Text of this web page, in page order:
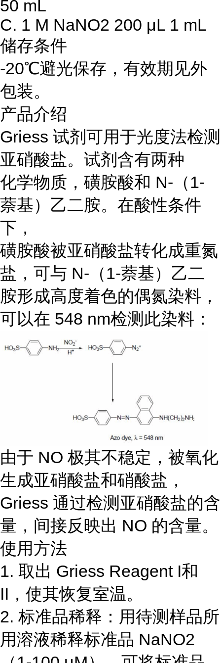
50 mL
C. 1 M NaNO2 200 μL 1 mL
储存条件
-20℃避光保存，有效期见外
包装。
产品介绍
Griess 试剂可用于光度法检测
亚硝酸盐。试剂含有两种
化学物质，磺胺酸和 N-（1-
萘基）乙二胺。在酸性条件
下，
磺胺酸被亚硝酸盐转化成重氮
盐，可与 N-（1-萘基）乙二
胺形成高度着色的偶氮染料，
可以在 548 nm检测此染料：
由于 NO 极其不稳定，被氧化
生成亚硝酸盐和硝酸盐，
Griess 通过检测亚硝酸盐的含
量，间接反映出 NO 的含量。
使用方法
1. 取出 Griess Reagent I和
II，使其恢复室温。
2. 标准品稀释：用待测样品所
用溶液稀释标准品 NaNO2